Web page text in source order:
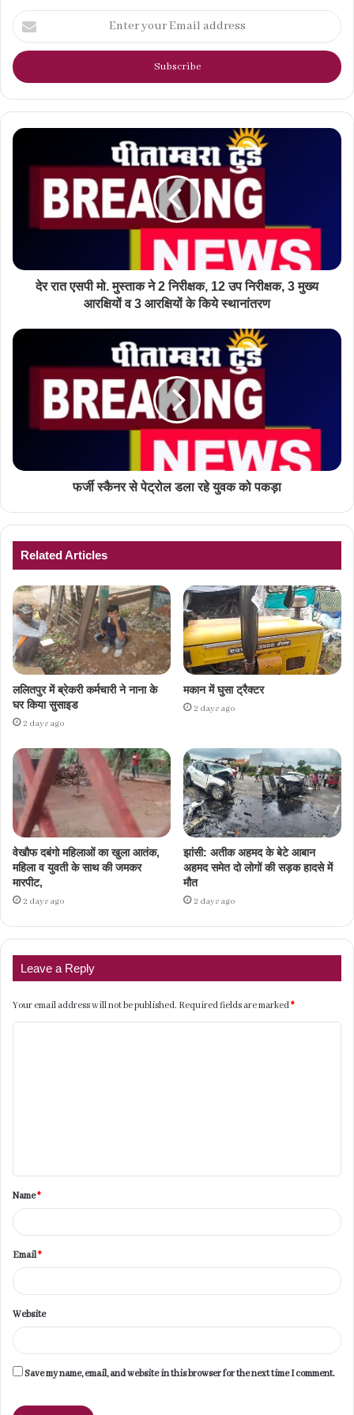
Enter
your
Email
address
देर रात एसपी मो. मुस्ताक ने 2 निरीक्षक, 12 उप निरीक्षक, 3 मुख्य
आरक्षियों व 3 आरक्षियों के किये स्थानांतरण
फर्जी स्कैनर से पेट्रोल डला रहे युवक को पकड़ा
Related Articles
ललितपुर में ब्रेकरी कर्मचारी ने नाना के
घर किया सुसाइड
2 days ago
मकान में घुसा ट्रैक्टर
2 days ago
वेखौफ दबंगो महिलाओं का खुला आतंक,
महिला व युवती के साथ की जमकर
मारपीट,
2 days ago
झांसी: अतीक अहमद के बेटे आबान
अहमद समेत दो लोगों की सड़क हादसे में
मौत
2 days ago
Leave a Reply
Your email address will not be published. Required fields are marked*
t
*Name*
Email*
Website
Save my name, email, and website in this browser for the next time I comment.